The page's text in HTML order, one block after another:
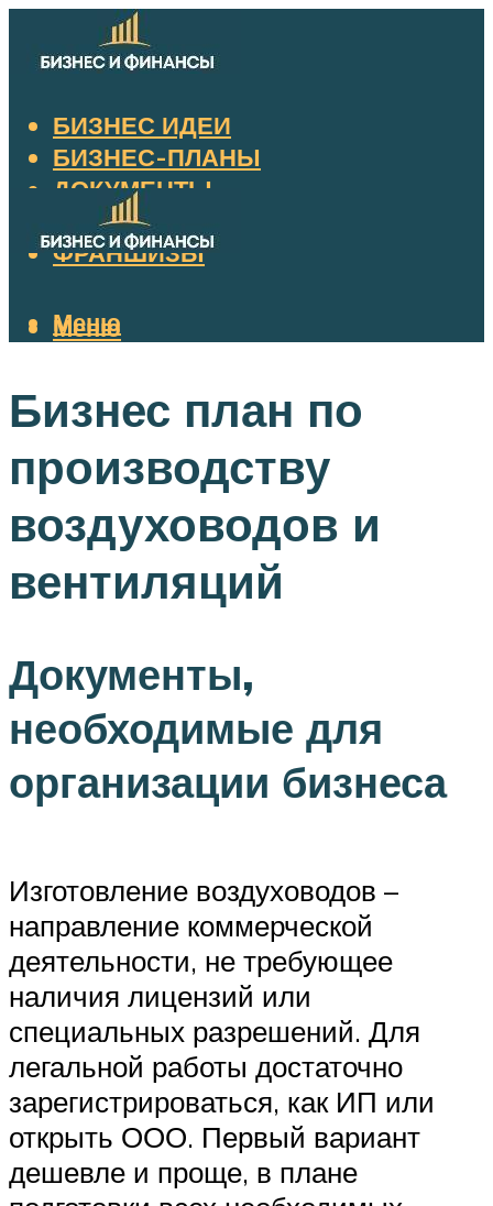
БИЗНЕС ИДЕИ
БИЗНЕС-ПЛАНЫ
ДОКУМЕНТЫ
НАЛОГИ
ФРАНШИЗЫ
Меню
Меню
Бизнес план по
производству
воздуховодов и
вентиляций
Документы,
необходимые для
организации бизнеса
Изготовление воздуховодов –
направление коммерческой
деятельности, не требующее
наличия лицензий или
специальных разрешений. Для
легальной работы достаточно
зарегистрироваться, как ИП или
открыть ООО. Первый вариант
дешевле и проще, в плане